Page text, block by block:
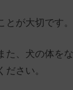
が大切です。
た、犬の体をな
さい。